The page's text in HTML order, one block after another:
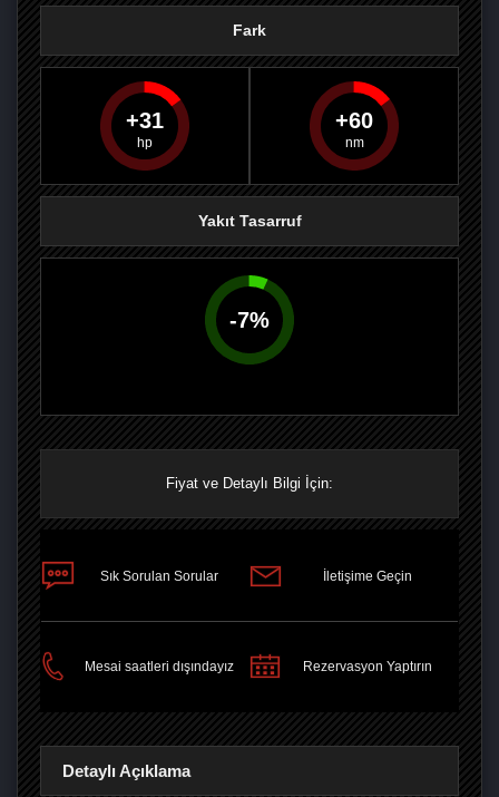
PAYLAŞPAYLAŞPLUS'TA
Fark
31 60
Yakıt Tasarruf
-7%
Fiyat ve Detaylı Bilgi İçin:
Sık Sorulan Sorular İletişime Geçin
Mesai saatleri dışındayız Rezervasyon Yaptırın
Detaylı Açıklama